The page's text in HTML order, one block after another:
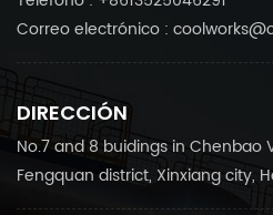
Correo electrónico :
DIRECCIÓN
No.7 and 8 buidings in Chenbao
Fengquan district, Xinxiang city,